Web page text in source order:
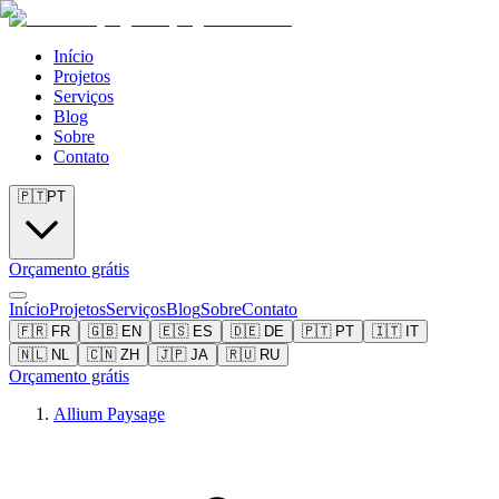
Início
Projetos
Serviços
Blog
Sobre
Contato
🇵🇹PT
Orçamento grátis
InícioProjetosServiçosBlogSobreContato
🇫🇷 FR 🇬🇧 EN 🇪🇸 ES 🇩🇪 DE 🇵🇹 PT 🇮🇹 IT
🇳🇱 NL 🇨🇳 ZH 🇯🇵 JA 🇷🇺 RU
Orçamento grátis
Allium Paysage